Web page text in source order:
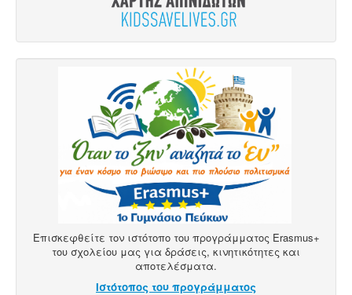
Επισκεφθείτε τον ιστότοπο του προγράμματος Erasmus+
του σχολείου μας για δράσεις, κινητικότητες και
αποτελέσματα.
Ιστότοπος του προγράμματος